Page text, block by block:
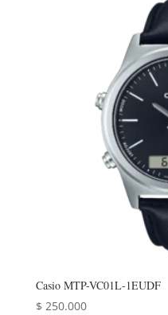
Casio MTP-VC01L-1EUDF
$ 250.000